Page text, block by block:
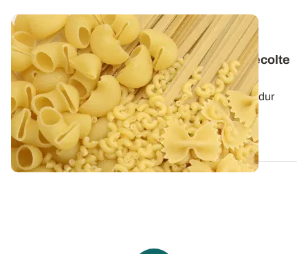
Enquête FranceAgriMer / ARVALIS - La
plaquette « Qualité des blés durs » de la récolte
2025 est disponible
Retrouvez les résultats des 130 échantillons de blé dur
prélevés à l’entrée des silos de...
29 SEPT. 2025